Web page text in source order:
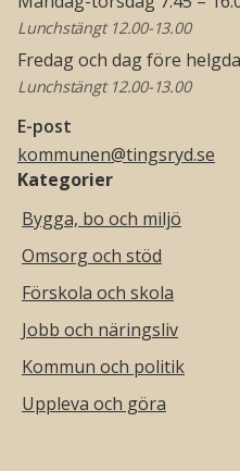
Lunchstängt 12.00-13.00
Fredag och dag före
Lunchstängt 12.00-13.00
E-post
kommunen@tingsryd.se
Kategorier
Bygga, bo och miljö
Omsorg och stöd
Förskola och skola
Jobb och näringsliv
Kommun och politik
Uppleva och göra